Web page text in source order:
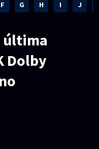
F G H I J
última
Dolby